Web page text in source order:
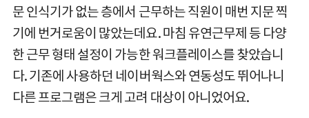
문 인식기가 없는 층에서 근무하는 직원이 매번 지문 찍
기에 번거로움이 많았는데요. 마침 유연근무제 등 다양
한 근무 형태 설정이 가능한 워크플레이스를 찾았습니
다. 기존에 사용하던 네이버웍스와 연동성도 뛰어나니
다른 프로그램은 크게 고려 대상이 아니었어요.